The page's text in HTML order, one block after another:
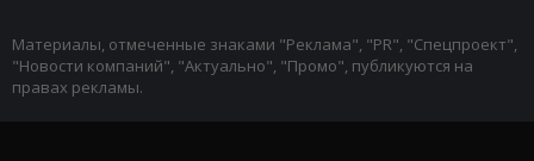
Материалы, отмеченные знаками "Реклама", "PR", "Спецпроект",
"Новости компаний", "Актуально", "Промо", публикуются на
правах рекламы.